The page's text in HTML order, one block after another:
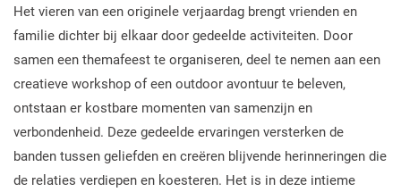
Het vieren van een originele verjaardag brengt vrienden en
familie dichter bij elkaar door gedeelde activiteiten. Door
samen een themafeest te organiseren, deel te nemen aan een
creatieve workshop of een outdoor avontuur te beleven,
ontstaan er kostbare momenten van samenzijn en
verbondenheid. Deze gedeelde ervaringen versterken de
banden tussen geliefden en creëren blijvende herinneringen die
de relaties verdiepen en koesteren. Het is in deze intieme